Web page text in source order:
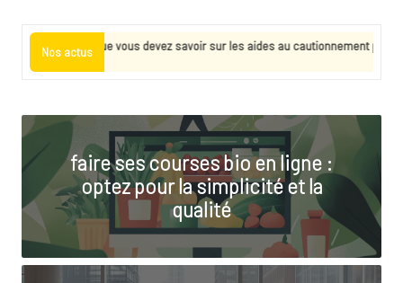
c
t
o
e
r
o
Nos actus
vous devez savoir sur les aides au cautionnement professionnel
faire ses courses bio en ligne :
optez pour la simplicité et la
qualité